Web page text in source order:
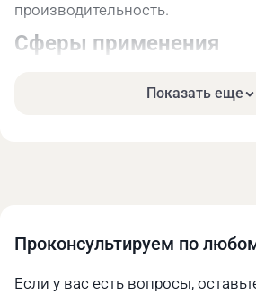
производительность.
Сферы применения
различных отраслях
Производство мебели, в
Бытовая техника –
Показать еще
Проконсультируем по
Если у вас есть вопросы,